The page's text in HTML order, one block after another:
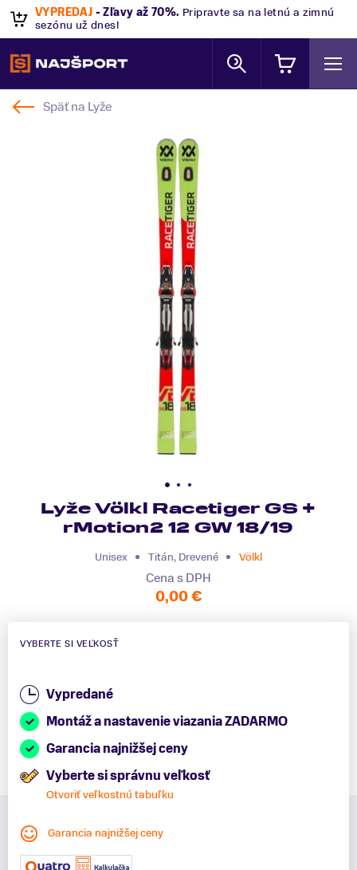
VÝPREDAJ - Zľavy až 70%. Pripravte sa na letnú a zimnú
sezónu už dnes!
Späť na Lyže
Lyže Völkl Racetiger GS +
rMotion2 12 GW 18/19
Unisex Titán, Drevené Völkl
Cena s DPH
0,00 €
VYBERTE SI VEĽKOSŤ
Vypredané
Montáž a nastavenie viazania ZADARMO
Garancia najnižšej ceny
Vyberte si správnu veľkosť
Otvoriť veľkostnú tabuľku
Garancia najnižšej ceny